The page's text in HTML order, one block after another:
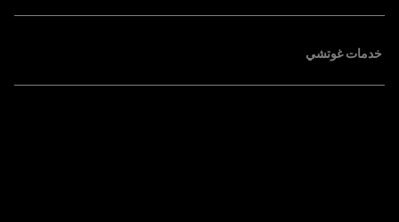
خدمات غوتشي